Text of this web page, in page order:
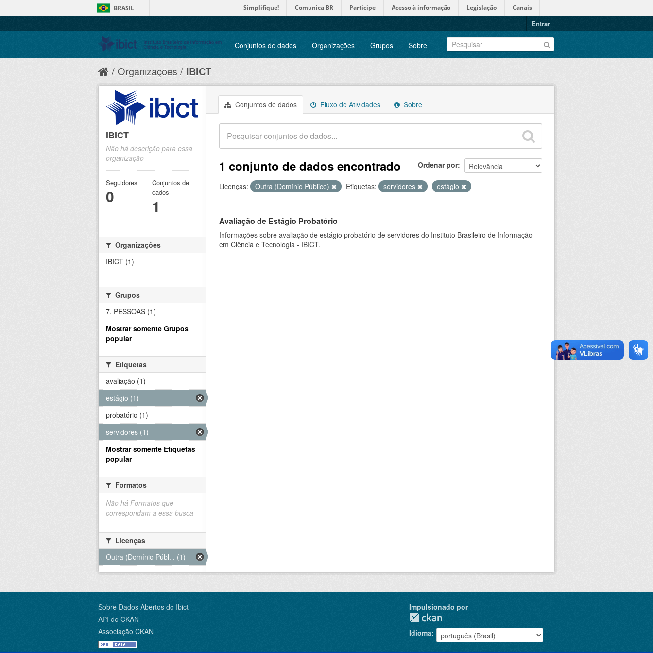
BRASIL Simplifique! Comunica BR Participe Acesso à informação Legislação Canais
Entrar
Conjuntos de dados Organizações Grupos Sobre
Organizações IBICT
Conjuntos de dados Fluxo de Atividades Sobre
Ordenar por
1 conjunto de dados encontrado
Licenças: Outra (Domínio Público) Etiquetas: servidores estágio
Avaliação de Estágio Probatório
Informações sobre avaliação de estágio probatório de servidores do Instituto Brasileiro de Informação
em Ciência e Tecnologia - IBICT.
IBICT
Não há descrição para essa
organização
Seguidores
0
Conjuntos de
dados
1
Organizações
IBICT (1)
Grupos
7. PESSOAS (1)
Mostrar somente Grupos
popular
Etiquetas
avaliação (1)
estágio (1)
probatório (1)
servidores (1)
Mostrar somente Etiquetas
popular
Formatos
Não há Formatos que
correspondam a essa busca
Licenças
Outra (Domínio Públ... (1)
Sobre Dados Abertos do Ibict
API do CKAN
Associação CKAN
Impulsionado por
Idioma